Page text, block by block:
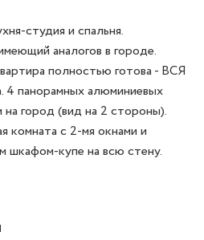
студия и спальня.
аналогов в городе.
полностью готова - ВСЯ
4 панорамных алюминиевых
город (вид на 2 стороны).
комната с 2-мя окнами и